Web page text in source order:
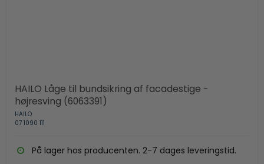
HAILO Låge til bundsikring af facadestige -
højresving (6063391)
HAILO
07 1090 111
På lager hos producenten. 2-7 dages leveringstid.